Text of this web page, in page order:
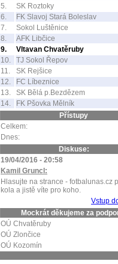
5.
SK Roztoky
6.
FK Slavoj Stará Boleslav
7.
Sokol Luštěnice
8.
AFK Libčice
9.
Vltavan Chvatěruby
10.
TJ Sokol Řepov
11.
SK Rejšice
12.
FC Líbeznice
13.
SK Bělá p.Bezdězem
14.
FK Pšovka Mělník
Přístupy
Celkem:
Dnes:
Diskuse:
19/04/2016 - 20:58
Kamil Gruncl:
Hlasujte na strance - fotbalunas.cz
kola a jistě víte pro koho.
Vstup
Mockrát děkujeme za
OÚ Chvatěruby
OÚ Zlončice
OÚ Kozomín